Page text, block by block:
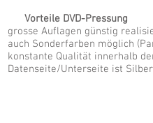
Vorteile DVD-Pressung
grosse Auflagen günstig
auch Sonderfarben möglich
konstante Qualität innerhalb
Datenseite/Unterseite ist